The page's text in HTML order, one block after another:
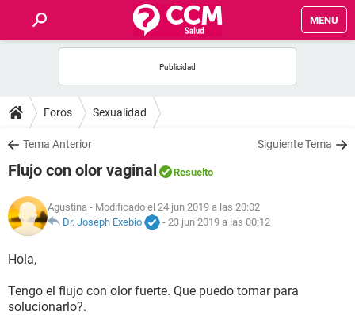
MENU
FOROS
SALUD
FAMILIA
NUTRICIÓN
BIENESTAR
SEXUALIDAD
Foros Sexualidad
Tema Anterior Siguiente Tema
Flujo con olor vaginal Resuelto
Agustina - Modificado el 24 jun 2019 a las 20:02
Dr. Joseph Exebio
- 23 jun 2019 a las 00:12
Hola,
Tengo el flujo con olor fuerte. Que puedo tomar para
solucionarlo?.